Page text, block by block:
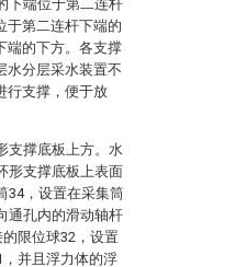
下端位于第二连杆
于第二连杆下端的
端的下方。各支撑
水分层采水装置不
行支撑，便于放
支撑底板上方。水
形支撑底板上表面
34，设置在采集筒
通孔内的滑动轴杆
限位球32，设置
并且浮力体的浮